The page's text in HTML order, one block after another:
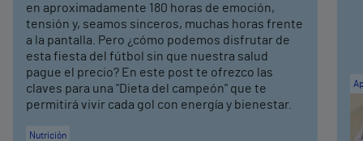
en aproximadamente 180 horas de emoción,
tensión y, seamos sinceros, muchas horas frente
a la pantalla. Pero ¿cómo podemos disfrutar de
esta fiesta del fútbol sin que nuestra salud
pague el precio? En este post te ofrezco las
claves para una "Dieta del campeón" que te
permitirá vivir cada gol con energía y bienestar.
Nutrición